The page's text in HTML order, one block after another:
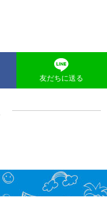
友だちに送る